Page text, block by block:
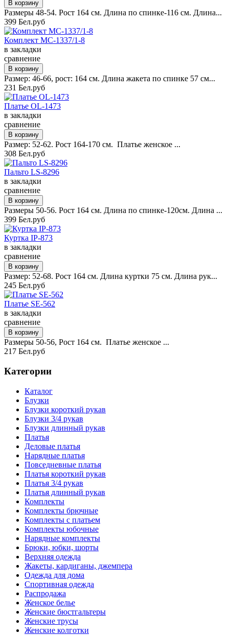
Размеры 48-54. Рост 164 см. Длина по спинке-116 см. Длина...
399 Бел.руб
Комплект MC-1337/1-8
в закладки
сравнение
Размер: 46-66, рост: 164 см. Длина жакета по спинке 57 см...
231 Бел.руб
Платье OL-1473
в закладки
сравнение
Размер: 52-62. Рост 164-170 см. Платье женское ...
308 Бел.руб
Пальто LS-8296
в закладки
сравнение
Размеры 50-56. Рост 164 см. Длина по спинке-120см. Длина ...
399 Бел.руб
Куртка IP-873
в закладки
сравнение
Размер: 52-68. Рост 164 см. Длина куртки 75 см. Длина рук...
245 Бел.руб
Платье SE-562
в закладки
сравнение
Размеры 50-56, Рост 164 см. Платье женское ...
217 Бел.руб
Категории
Каталог
Блузки
Блузки короткий рукав
Блузки 3/4 рукав
Блузки длинный рукав
Платья
Деловые платья
Нарядные платья
Повседневные платья
Платья короткий рукав
Платья 3/4 рукав
Платья длинный рукав
Комплекты
Комплекты брючные
Комплекты с платьем
Комплекты юбочные
Нарядные комплекты
Брюки, юбки, шорты
Верхняя одежда
Жакеты, кардиганы, джемпера
Одежда для дома
Спортивная одежда
Распродажа
Женское белье
Женские бюстгальтеры
Женские трусы
Женские колготки